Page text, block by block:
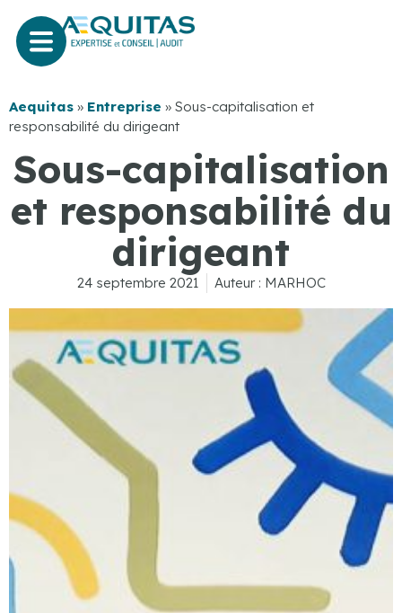
Aequitas » Entreprise » Sous-capitalisation et
responsabilité du dirigeant
Sous-capitalisation
et responsabilité du
dirigeant
24 septembre 2021 Auteur : MARHOC